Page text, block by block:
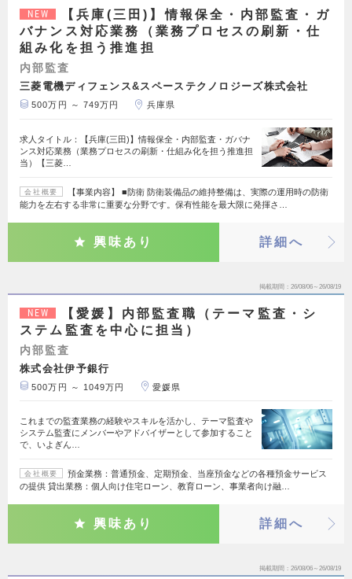
NEW
【兵庫(三田)】情報保全・内部監査・ガ
バナンス対応業務（業務プロセスの刷新・仕
組み化を担う推進担
内部監査
三菱電機ディフェンス&スペーステクノロジーズ株式会社
500万円 ～ 749万円 兵庫県
求人タイトル：【兵庫(三田)】情報保全・内部監査・ガバナ
ンス対応業務（業務プロセスの刷新・仕組み化を担う推進担
当）【三菱…
会社概要
【事業内容】 ■防衛 防衛装備品の維持整備は、実際の運用時の防衛
能力を左右する非常に重要な分野です。保有性能を最大限に発揮さ…
興味あり 詳細へ
掲載期間 26/08/06～26/08/19
NEW
【愛媛】内部監査職（テーマ監査・シ
ステム監査を中心に担当）
内部監査
株式会社伊予銀行
500万円 ～ 1049万円 愛媛県
これまでの監査業務の経験やスキルを活かし、テーマ監査や
システム監査にメンバーやアドバイザーとして参加すること
で、いよぎん…
会社概要
預金業務：普通預金、定期預金、当座預金などの各種預金サービス
の提供 貸出業務：個人向け住宅ローン、教育ローン、事業者向け融…
興味あり 詳細へ
掲載期間 26/08/06～26/08/19